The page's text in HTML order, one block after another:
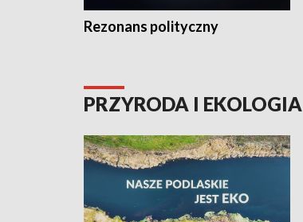
Rezonans polityczny
PRZYRODA I EKOLOGIA